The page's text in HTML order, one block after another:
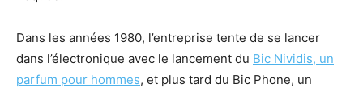
Dans les années 1980, l’entreprise tente de se lancer
dans l’électronique avec le lancement du Bic Nividis, un
parfum pour hommes, et plus tard du Bic Phone, un